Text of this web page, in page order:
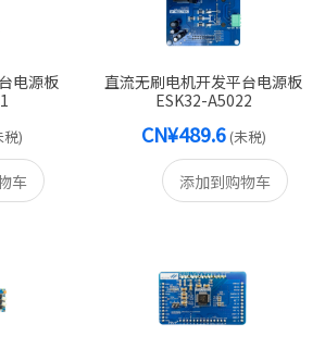
电源板
税)
车
直流无刷电机开发平台电源板
ESK32-A5022
CN¥489.6(未税)
添加到购物车